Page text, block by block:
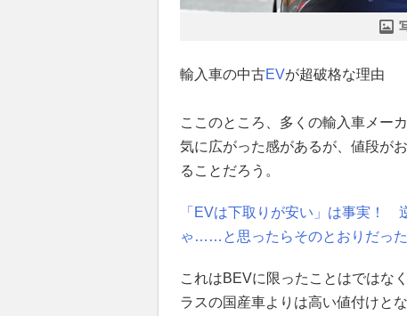
輸入車の中古EVが超破格な理由
ここのところ、多くの輸入車メー
気に広がった感があるが、値段が
ることだろう。
「EVは下取りが安い」は事実！
ゃ……と思ったらそのとおりだった
これはBEVに限ったことはではな
ラスの国産車よりは高い値付けと